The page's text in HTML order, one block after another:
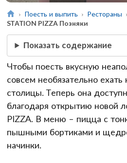
Поесть и выпить
Рестораны
STATION PIZZA Позняки
Показать содержание
Чтобы поесть вкусную
совсем необязательно
столицы. Теперь она
благодаря открытию новой
PIZZA. В меню – пицца с
пышными бортиками и
начинки.